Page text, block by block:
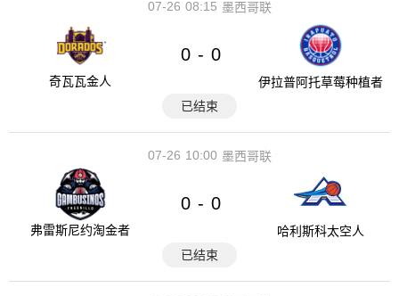
08:15
07-26 墨西哥联
奇瓦瓦金人
0 - 0
伊拉普阿托草莓种植者
已结束
10:00
07-26 墨西哥联
弗雷斯尼约淘金者
0 - 0
哈利斯科太空人
已结束